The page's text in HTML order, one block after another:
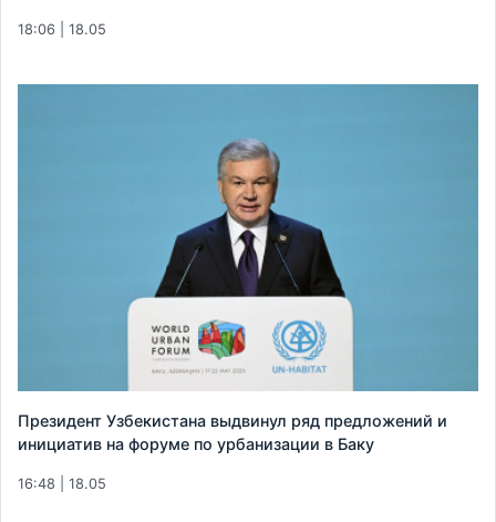
18:06 | 18.05
Президент Узбекистана выдвинул ряд предложений и
инициатив на форуме по урбанизации в Баку
16:48 | 18.05